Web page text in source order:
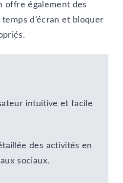
offre également des
d’écran et bloquer
intuitive et facile
des activités en
sociaux.